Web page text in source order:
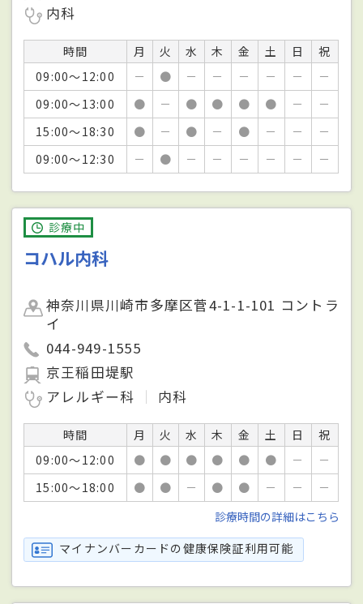
内科
時間 月 火 水 木 金 土 日
祝
09:00～12:00
－ ● － － － － －
－
09:00～13:00
● － ● ● ● ● －
－
15:00～18:30
● － ● － ● － －
－
09:00～12:30
－ ● － － － － － －
診療中
コハル内科
神奈川県川崎市多摩区菅4-1-1-101 コントラ
イ
044-949-1555
京王稲田堤駅
アレルギー科
内科
時間 月 火 水 木 金 土 日
祝
09:00～12:00
● ● ● ● ● ● －
－
15:00～18:00
● ● － ● ● － －
－
診療時間の詳細はこちら
マイナンバーカードの健康保険証利用可能